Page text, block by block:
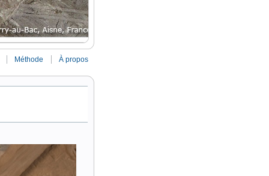
Méthode À propos